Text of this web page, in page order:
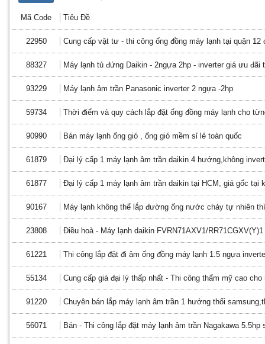
Mã Code Tiêu Đề
22950 Cung cấp vật tư - thi công ống đồng máy lạnh tại quận 12
88327 Máy lạnh tủ đứng Daikin - 2ngựa 2hp - inverter giá ưu đãi
93229 Máy lạnh âm trần Panasonic inverter 2 ngựa -2hp
59734 Thời điểm và quy cách lắp đặt ống đồng máy lạnh cho
90990 Bán máy lạnh ống gió , ống gió mềm sỉ lẻ toàn quốc
61879 Đại lý cấp 1 máy lạnh âm trần daikin 4 hướng,không
61877 Đại lý cấp 1 máy lạnh âm trần daikin tại HCM, giá gốc tại
90167 Máy lạnh không thể lắp đường ống nước chảy tự nhiên
23808 Điều hoà - Máy lạnh daikin FVRN71AXV1/
61221 Thi công lắp đặt đi âm ống đồng máy lạnh 1.5 ngựa
55134 Cung cấp giá đại lý thấp nhất - Thi công thẩm mỹ cao cho
91220 Chuyên bán lắp máy lạnh âm trần 1 hướng thổi
56071 Bán - Thi công lắp đặt máy lạnh âm trần Nagakawa 5.5hp